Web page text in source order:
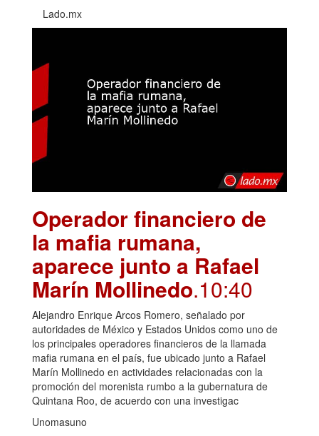
Lado.mx
Operador financiero de
la mafia rumana,
aparece junto a Rafael
Marín Mollinedo.10:40
Alejandro Enrique Arcos Romero, señalado por
autoridades de México y Estados Unidos como uno de
los principales operadores financieros de la llamada
mafia rumana en el país, fue ubicado junto a Rafael
Marín Mollinedo en actividades relacionadas con la
promoción del morenista rumbo a la gubernatura de
Quintana Roo, de acuerdo con una investigac
Unomasuno